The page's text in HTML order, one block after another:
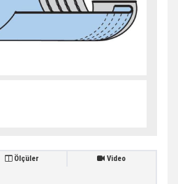
Ölçüler
Video